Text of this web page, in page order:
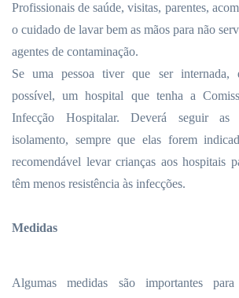
Profissionais de saúde, visitas, parentes,
o cuidado de lavar bem as mãos para não
agentes de contaminação.
Se uma pessoa tiver que ser internada,
possível, um hospital que tenha a
Infecção Hospitalar. Deverá seguir as
isolamento, sempre que elas forem
recomendável levar crianças aos hospitais
têm menos resistência às infecções.
Medidas
Algumas medidas são importantes